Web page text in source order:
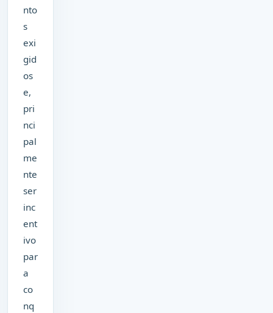
nto
s
exi
gid
os
e,
pri
nci
pal
me
nte
ser
inc
ent
ivo
par
a
co
nq